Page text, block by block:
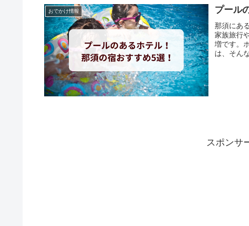
おでかけ情報 プール
那須にあ
家族旅行
増です。
は、そん
スポンサ